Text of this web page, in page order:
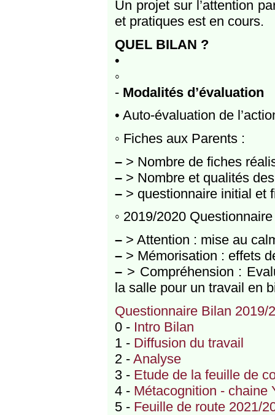
Un projet sur l’attention
et pratiques est en cours.
QUEL BILAN ?
•
◦
- Modalités d’évaluation
• Auto-évaluation de
◦ Fiches aux Parents :
–> Nombre de fiches
–> Nombre et qualités
–> questionnaire initial et
◦ 2019/2020
–> Attention : mise au
–> Mémorisation : effets
–> Compréhension :
la salle pour un travail en
Questionnaire Bilan 2019/
0 - Intro Bilan
1 - Diffusion du travail
2 - Analyse
3 - Etude de la feuille de
4 - Métacognition - chaine
5 - Feuille de route 2021/